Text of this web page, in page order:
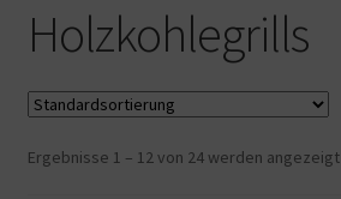
Holzkohlegrills
Ergebnisse 1 – 12 von 24 werden angezeigt